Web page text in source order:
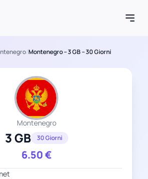
/Montenegro – 3 GB – 30 Giorni
Montenegro
3 GB 30 Giorni
6.50€